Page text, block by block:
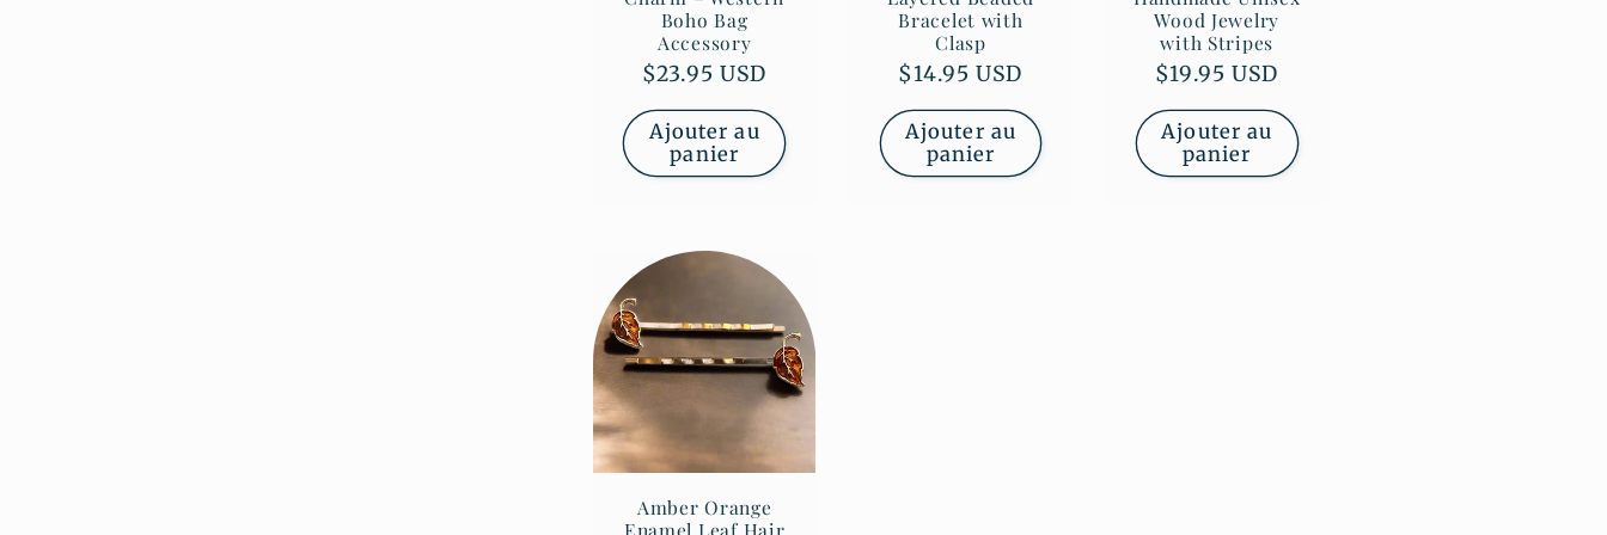
Boho Bag
Accessory
Prix
$23.95 USD
Ajouter au
panier
Bracelet with
Clasp
Prix
$14.95 USD
Ajouter au
panier
Wood Jewelry
with Stripes
Prix
$19.95 USD
Ajouter au
panier
Amber Orange
Enamel Leaf Hair